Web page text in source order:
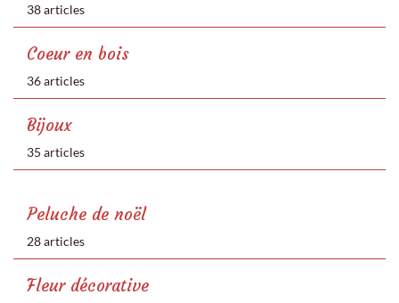
38 articles
Coeur en bois
36 articles
Bijoux
35 articles
Peluche de noël
28 articles
Fleur décorative